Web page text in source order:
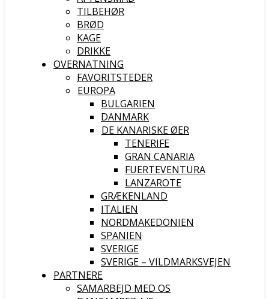
TILBEHØR
BRØD
KAGE
DRIKKE
OVERNATNING
FAVORITSTEDER
EUROPA
BULGARIEN
DANMARK
DE KANARISKE ØER
TENERIFE
GRAN CANARIA
FUERTEVENTURA
LANZAROTE
GRÆKENLAND
ITALIEN
NORDMAKEDONIEN
SPANIEN
SVERIGE
SVERIGE – VILDMARKSVEJEN
PARTNERE
SAMARBEJD MED OS